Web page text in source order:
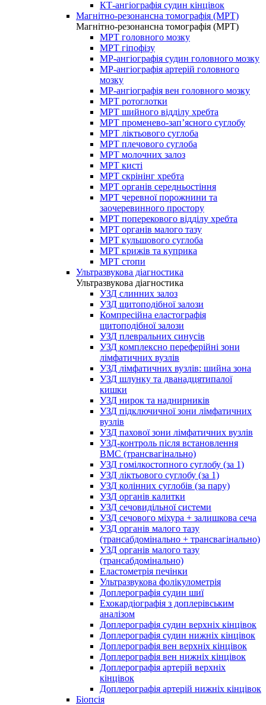
КТ-ангіографія судин кінцівок
Магнітно-резонансна томографія (МРТ)
Магнітно-резонансна томографія (МРТ)
МРТ головного мозку
МРТ гіпофізу
МР-ангіографія судин головного мозку
МР-ангіографія артерій головного
мозку
МР-ангіографія вен головного мозку
МРТ ротоглотки
МРТ шийного відділу хребта
МРТ променево-зап’ясного суглобу
МРТ ліктьового суглоба
МРТ плечового суглоба
МРТ молочних залоз
МРТ кисті
МРТ скрінінг хребта
МРТ органів середньостіння
МРТ черевної порожнини та
заочеревинного простору
МРТ поперекового відділу хребта
МРТ органів малого тазу
МРТ кульшового суглоба
МРТ крижів та куприка
МРТ стопи
Ультразвукова діагностика
Ультразвукова діагностика
УЗД слинних залоз
УЗД щитоподібної залози
Компресійна еластографія
щитоподібної залози
УЗД плевральних синусів
УЗД комплексно переферійні зони
лімфатичних вузлів
УЗД лімфатичних вузлів: шийна зона
УЗД шлунку та дванадцятипалої
кишки
УЗД нирок та наднирників
УЗД підключичної зони лімфатичних
вузлів
УЗД пахової зони лімфатичних вузлів
УЗД-контроль після встановлення
ВМС (трансвагінально)
УЗД гомілкостопного суглобу (за 1)
УЗД ліктьового суглобу (за 1)
УЗД колінних суглобів (за пару)
УЗД органів калитки
УЗД сечовидільної системи
УЗД сечового міхура + залишкова сеча
УЗД органів малого тазу
(трансабдомінально + трансвагінально)
УЗД органів малого тазу
(трансабдомінально)
Еластометрія печінки
Ультразвукова фолікулометрія
Доплерографія судин шиї
Ехокардіографія з доплерівським
аналізом
Доплерографія судин верхніх кінцівок
Доплерографія судин нижніх кінцівок
Доплерографія вен верхніх кінцівок
Доплерографія вен нижніх кінцівок
Доплерографія артерій верхніх
кінцівок
Доплерографія артерій нижніх кінцівок
Біопсія